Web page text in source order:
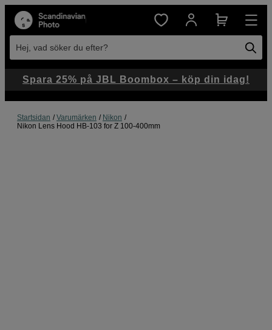
Hej, vad söker du efter?
Startsidan Varumärken
Nikon
Nikon Lens Hood HB-103 for Z 100-400mm
Spara 25% på JBL Boombox – köp din idag!